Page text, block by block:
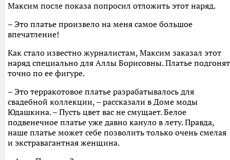
Максим после показа попросил отложить этот наряд.
– Это платье произвело на меня самое большое
впечатление!
Как стало известно журналистам, Максим заказал этот
наряд специально для Аллы Борисовны. Платье подгонят
точно по ее фигуре.
– Это терракотовое платье разрабатывалось для
свадебной коллекции, – рассказали в Доме моды
Юдашкина. – Пусть цвет вас не смущает. Белое
подвенечное платье уже давно кануло в лету. Правда,
наше платье может себе позволить только очень смелая
и экстравагантная женщина.